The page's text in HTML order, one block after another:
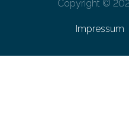
Copyright ©
Impressum